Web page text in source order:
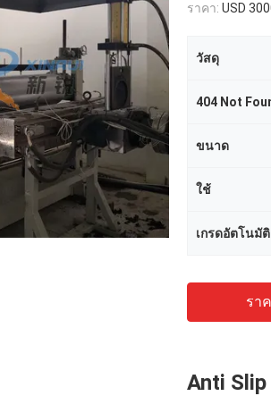
ราคา: USD
วัสดุ
404 Not
ขนาด
ใช้
เกรดอัตโนมัติ
รา
Anti